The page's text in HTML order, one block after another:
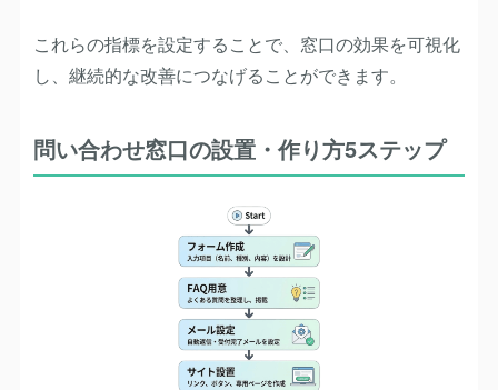
これらの指標を設定することで、窓口の効果を可視化
し、継続的な改善につなげることができます。
問い合わせ窓口の設置・作り方5ステップ